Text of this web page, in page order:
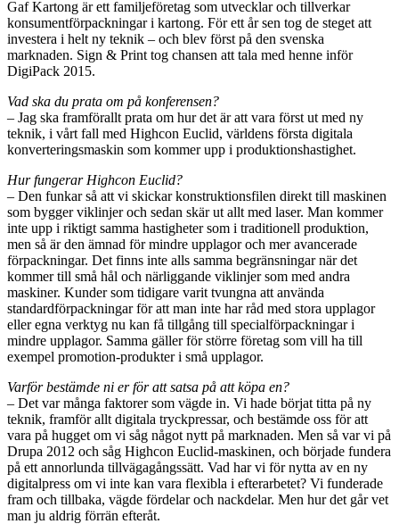
Gaf Kartong är ett familjeföretag som utvecklar och tillverkar
konsumentförpackningar i kartong. För ett år sen tog de steget att
investera i helt ny teknik – och blev först på den svenska
marknaden. Sign & Print tog chansen att tala med henne inför
DigiPack 2015.
Vad ska du prata om på konferensen?
– Jag ska framförallt prata om hur det är att vara först ut med ny
teknik, i vårt fall med Highcon Euclid, världens första digitala
konverteringsmaskin som kommer upp i produktionshastighet.
Hur fungerar Highcon Euclid?
– Den funkar så att vi skickar konstruktionsfilen direkt till maskinen
som bygger viklinjer och sedan skär ut allt med laser. Man kommer
inte upp i riktigt samma hastigheter som i traditionell produktion,
men så är den ämnad för mindre upplagor och mer avancerade
förpackningar. Det finns inte alls samma begränsningar när det
kommer till små hål och närliggande viklinjer som med andra
maskiner. Kunder som tidigare varit tvungna att använda
standardförpackningar för att man inte har råd med stora upplagor
eller egna verktyg nu kan få tillgång till specialförpackningar i
mindre upplagor. Samma gäller för större företag som vill ha till
exempel promotion-produkter i små upplagor.
Varför bestämde ni er för att satsa på att köpa en?
– Det var många faktorer som vägde in. Vi hade börjat titta på ny
teknik, framför allt digitala tryckpressar, och bestämde oss för att
vara på hugget om vi såg något nytt på marknaden. Men så var vi på
Drupa 2012 och såg Highcon Euclid-maskinen, och började fundera
på ett annorlunda tillvägagångssätt. Vad har vi för nytta av en ny
digitalpress om vi inte kan vara flexibla i efterarbetet? Vi funderade
fram och tillbaka, vägde fördelar och nackdelar. Men hur det går vet
man ju aldrig förrän efteråt.